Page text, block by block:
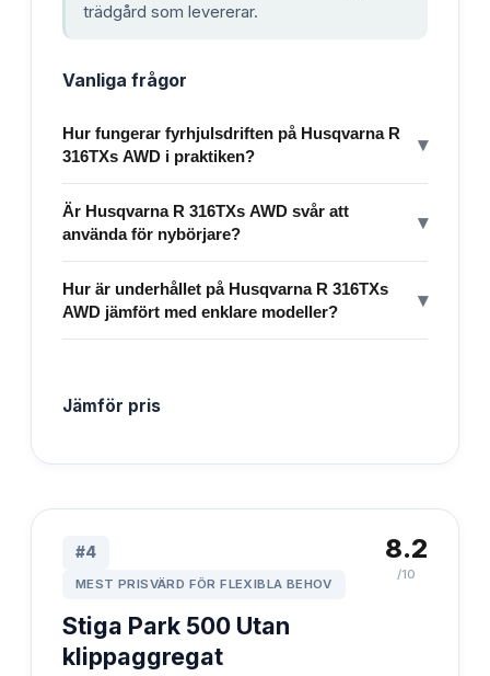
trädgård som levererar.
Vanliga frågor
Hur fungerar fyrhjulsdriften på Husqvarna R
316TXs AWD i praktiken?
▾
Är Husqvarna R 316TXs AWD svår att
använda för nybörjare?
▾
Hur är underhållet på Husqvarna R 316TXs
AWD jämfört med enklare modeller?
▾
Jämför pris
#4
MEST PRISVÄRD FÖR FLEXIBLA BEHOV
Stiga Park 500 Utan
klippaggregat
8.2
/10